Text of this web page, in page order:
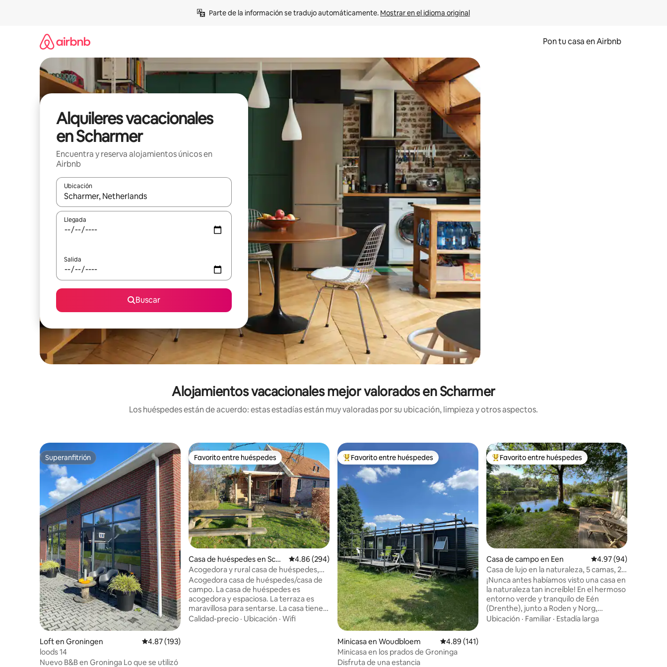
Parte de la información se tradujo automáticamente. Mostrar en el idioma original
Pon tu casa en Airbnb
Alquileres vacacionales
en Scharmer
Encuentra y reserva alojamientos únicos en
Airbnb
Ubicación
Cuando los resultados estén disponibles, navega con las teclas de flecha hacia arriba y hacia abajo o explora con el tacto o desliza el dedo.
Llegada
Salida
Buscar
Alojamientos vacacionales mejor valorados en Scharmer
Los huéspedes están de acuerdo: estas estadías están muy valoradas por su ubicación, limpieza y otros aspectos.
Superanfitrión
Superanfitrión
Loft en Groningen Calificación promedio: 4.87 de 5, 193 reseñas
4.87 (193)
loods 14
Nuevo B&B en Groninga Lo que se utilizó
Favorito entre huéspedes
Favorito entre huéspedes
Casa de huéspedes en Schil
dwolde
Calificación promedio: 4.86 de 5, 294 reseñas
4.86 (294)
Acogedora y rural casa de huéspedes,
"De Hoogte"
Acogedora casa de huéspedes/casa de
campo. La casa de huéspedes es
acogedora y espaciosa. La terraza es
maravillosa para sentarse. La casa tiene
su propia terraza. Desde la terraza hay
Calidad-precio · Ubicación · Wifi
Favorito entre huéspedes preferido
Favorito entre huéspedes
Minicasa en Woudbloem Calificación promedio: 4.89 de 5, 141 reseñas
4.89 (141)
Minicasa en los prados de Groninga
Disfruta de una estancia
Favorito entre huéspedes preferido
Favorito entre huéspedes
Casa de campo en Een Calificación
4.97 (94)
Casa de lujo en la naturaleza, 5 camas, 2
baños, 100 % relajada
¡Nunca antes habíamos visto una casa en
la naturaleza tan increíble! En el hermoso
entorno verde y tranquilo de Eén
(Drenthe), junto a Roden y Norg,
encontrarás Buitenhuis Duurentijdt. Esta
Ubicación · Familiar · Estadía larga